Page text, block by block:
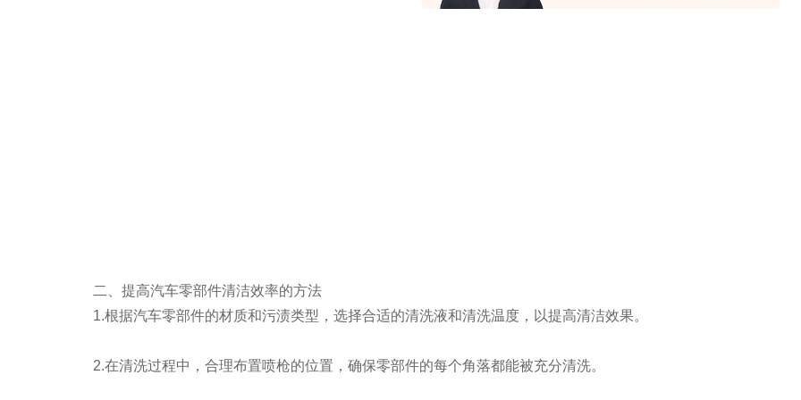
二、提高汽车零部件清洁效率的方法
1.根据汽车零部件的材质和污渍类型，选择合适的清洗液和清洗温度，以提高清洁效果。
2.在清洗过程中，合理布置喷枪的位置，确保零部件的每个角落都能被充分清洗。